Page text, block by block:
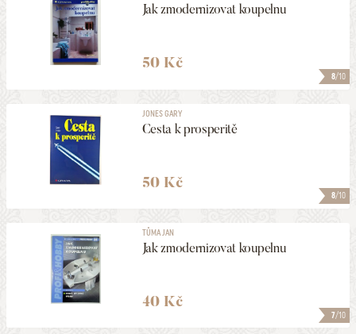
8/10
Jak zmodernizovat koupelnu
50 Kč
8/10
JONES GARY
Cesta k prosperitě
50 Kč
7/10
TŮMA JAN
Jak zmodernizovat koupelnu
40 Kč